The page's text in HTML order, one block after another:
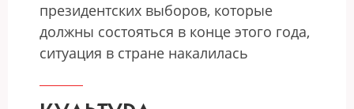
президентских выборов, которые
должны состояться в конце этого года,
ситуация в стране накалилась